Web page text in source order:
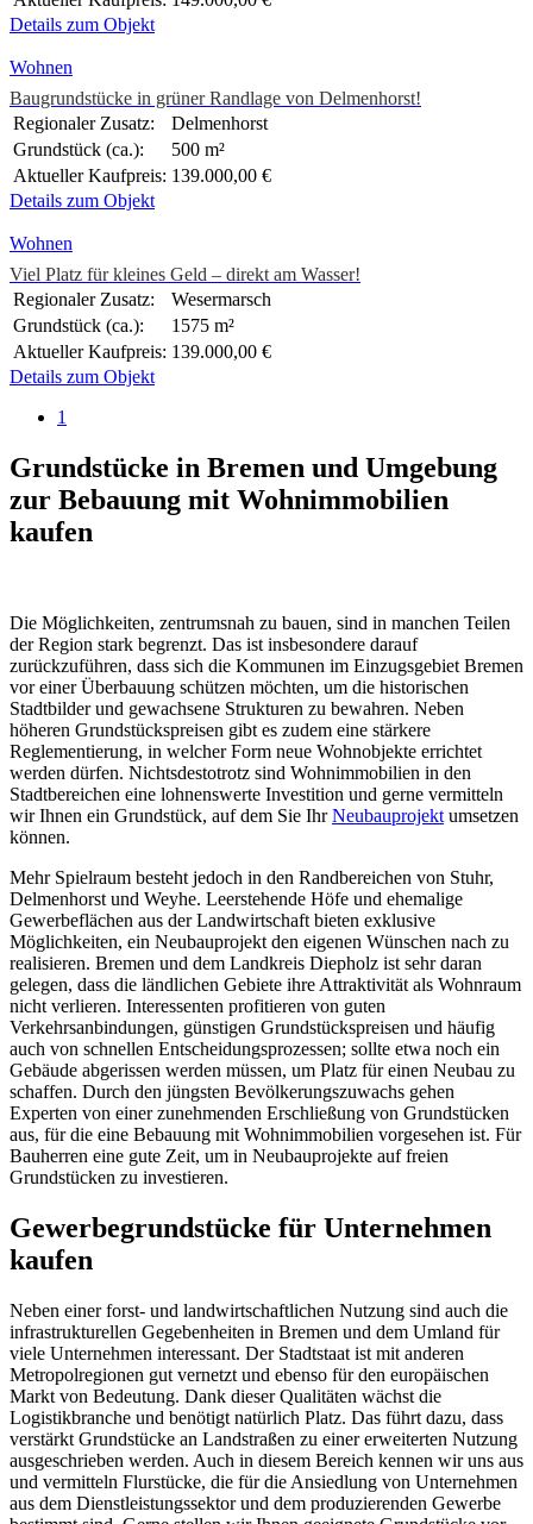
Details zum Objekt
Wohnen
Baugrundstücke in grüner Randlage von Delmenhorst!
Regionaler Zusatz:
Delmenhorst
Grundstück (ca.):
500 m²
Aktueller Kaufpreis: 139.000,00 €
Details zum Objekt
Wohnen
Viel Platz für kleines Geld – direkt am Wasser!
Regionaler Zusatz:
Wesermarsch
Grundstück (ca.):
1575 m²
Aktueller Kaufpreis: 139.000,00 €
Details zum Objekt
1
Grundstücke in Bremen und Umgebung
zur Bebauung mit Wohnimmobilien
kaufen
Die Möglichkeiten, zentrumsnah zu bauen, sind in manchen Teilen
der Region stark begrenzt. Das ist insbesondere darauf
zurückzuführen, dass sich die Kommunen im Einzugsgebiet Bremen
vor einer Überbauung schützen möchten, um die historischen
Stadtbilder und gewachsene Strukturen zu bewahren. Neben
höheren Grundstückspreisen gibt es zudem eine stärkere
Reglementierung, in welcher Form neue Wohnobjekte errichtet
werden dürfen. Nichtsdestotrotz sind Wohnimmobilien in den
Stadtbereichen eine lohnenswerte Investition und gerne vermitteln
wir Ihnen ein Grundstück, auf dem Sie IhrNeubauprojekt umsetzen
können.
Mehr Spielraum besteht jedoch in den Randbereichen von Stuhr,
Delmenhorst und Weyhe. Leerstehende Höfe und ehemalige
Gewerbeflächen aus der Landwirtschaft bieten exklusive
Möglichkeiten, ein Neubauprojekt den eigenen Wünschen nach zu
realisieren. Bremen und dem Landkreis Diepholz ist sehr daran
gelegen, dass die ländlichen Gebiete ihre Attraktivität als Wohnraum
nicht verlieren. Interessenten profitieren von guten
Verkehrsanbindungen, günstigen Grundstückspreisen und häufig
auch von schnellen Entscheidungsprozessen; sollte etwa noch ein
Gebäude abgerissen werden müssen, um Platz für einen Neubau zu
schaffen. Durch den jüngsten Bevölkerungszuwachs gehen
Experten von einer zunehmenden Erschließung von Grundstücken
aus, für die eine Bebauung mit Wohnimmobilien vorgesehen ist. Für
Bauherren eine gute Zeit, um in Neubauprojekte auf freien
Grundstücken zu investieren.
Gewerbegrundstücke für Unternehmen
kaufen
Neben einer forst- und landwirtschaftlichen Nutzung sind auch die
infrastrukturellen Gegebenheiten in Bremen und dem Umland für
viele Unternehmen interessant. Der Stadtstaat ist mit anderen
Metropolregionen gut vernetzt und ebenso für den europäischen
Markt von Bedeutung. Dank dieser Qualitäten wächst die
Logistikbranche und benötigt natürlich Platz. Das führt dazu, dass
verstärkt Grundstücke an Landstraßen zu einer erweiterten Nutzung
ausgeschrieben werden. Auch in diesem Bereich kennen wir uns aus
und vermitteln Flurstücke, die für die Ansiedlung von Unternehmen
aus dem Dienstleistungssektor und dem produzierenden Gewerbe